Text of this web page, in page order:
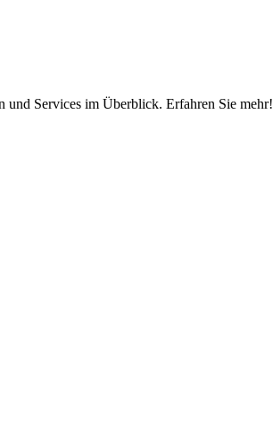
und Services im Überblick. Erfahren Sie mehr!